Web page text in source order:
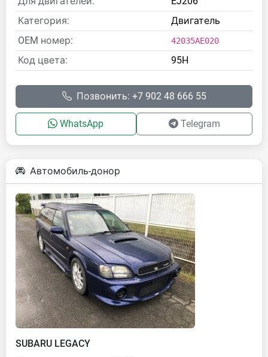
Категория:
Двигатель
OEM номер:
42035AE020
Код цвета: 95H
Позвонить: +7 902 48 666 55
WhatsApp Telegram
Автомобиль-донор
SUBARU LEGACY